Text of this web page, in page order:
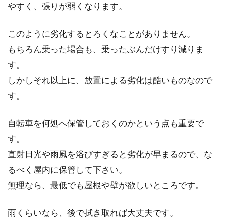
よう！そういえば、昔乗っていた自転車がある
のは虫ゴムが原因！？
イヤの空気が抜けてしまう経験をしている方
やすく、張りが弱くなります。
このように劣化するとろくなことがありません。
もちろん乗った場合も、乗ったぶんだけすり減りま
す。
しかしそれ以上に、放置による劣化は酷いものなので
す。
自転車を何処へ保管しておくのかという点も重要で
す。
直射日光や雨風を浴びすぎると劣化が早まるので、な
るべく屋内に保管して下さい。
無理なら、最低でも屋根や壁が欲しいところです。
雨くらいなら、後で拭き取れば大丈夫です。